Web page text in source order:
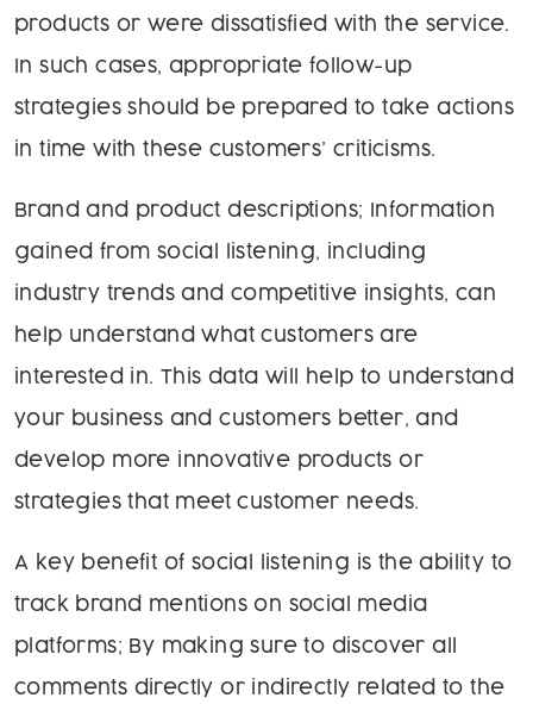
products or were dissatisfied with the service.
In such cases, appropriate follow-up
strategies should be prepared to take actions
in time with these customers’ criticisms.
Brand and product descriptions; Information
gained from social listening, including
industry trends and competitive insights, can
help understand what customers are
interested in. This data will help to understand
your business and customers better, and
develop more innovative products or
strategies that meet customer needs.
A key benefit of social listening is the ability to
track brand mentions on social media
platforms; By making sure to discover all
comments directly or indirectly related to the